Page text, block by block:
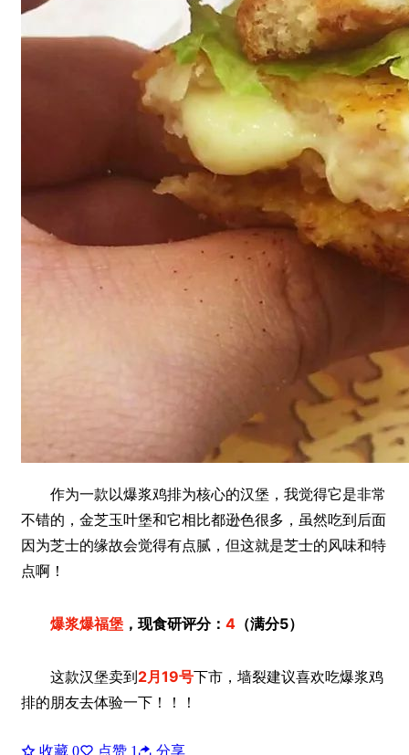
作为一款以爆浆鸡排为核心的汉堡，我觉得它是非常
不错的，金芝玉叶堡和它相比都逊色很多，虽然吃到后面
因为芝士的缘故会觉得有点腻，但这就是芝士的风味和特
点啊！
爆浆爆福堡 ，现食研评分： 4 （满分5）
这款汉堡卖到2月19号下市，墙裂建议喜欢吃爆浆鸡
排的朋友去体验一下！！！
收藏 0 点赞 1 分享